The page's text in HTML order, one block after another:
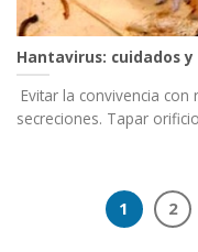
Hantavirus: cuidados
Evitar la convivencia
secreciones. Tapar
1 2